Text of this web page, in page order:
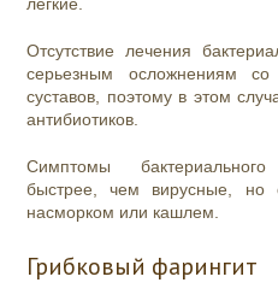
Отсутствие лечения
серьезным осложнениям
суставов, поэтому в этом
антибиотиков.
Симптомы
быстрее, чем вирусные, но
насморком или кашлем.
Грибковый фарингит